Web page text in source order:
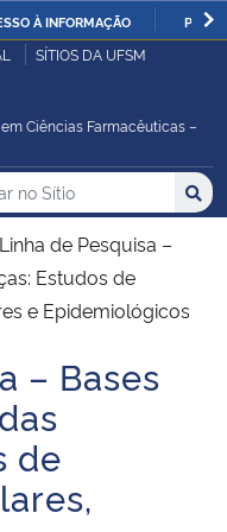
À INFORMAÇÃO
SÍTIOS DA UFSM
Ciências Farmacêuticas –
no no Sítio
Linha de Pesquisa –
Estudos de
e Epidemiológicos
– Bases
de